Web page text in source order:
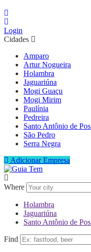
Login
Cidades
Amparo
Artur Nogueira
Holambra
Jaguariúna
Mogi Guaçu
Mogi Mirim
Paulínia
Pedreira
Santo Antônio de
São Pedro
Serra Negra
Adicionar Empresa
Where
Holambra
Jaguariúna
Santo Antônio de
Find